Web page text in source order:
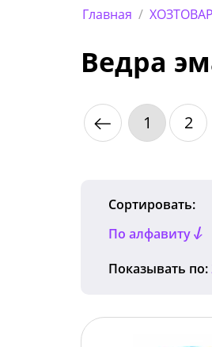
Главная /
Ведра
1 2
Сортировать:
По алфавиту
Показывать по: